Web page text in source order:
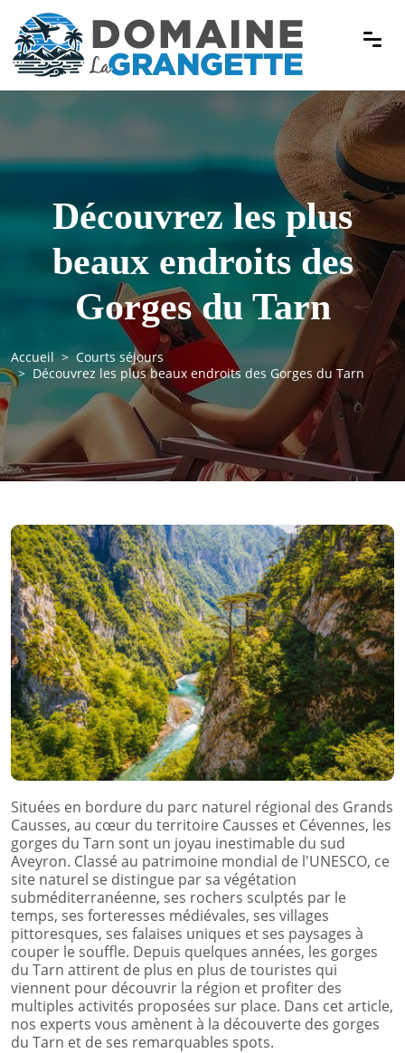
Découvrez les plus
beaux endroits des
Gorges du Tarn
Accueil
Courts séjours
Découvrez les plus beaux endroits des Gorges du Tarn
Situées en bordure du parc naturel régional des Grands
Causses, au cœur du territoire Causses et Cévennes, les
gorges du Tarn sont un joyau inestimable du sud
Aveyron. Classé au patrimoine mondial de l'UNESCO, ce
site naturel se distingue par sa végétation
subméditerranéenne, ses rochers sculptés par le
temps, ses forteresses médiévales, ses villages
pittoresques, ses falaises uniques et ses paysages à
couper le souffle. Depuis quelques années, les gorges
du Tarn attirent de plus en plus de touristes qui
viennent pour découvrir la région et profiter des
multiples activités proposées sur place. Dans cet article,
nos experts vous amènent à la découverte des gorges
du Tarn et de ses remarquables spots.